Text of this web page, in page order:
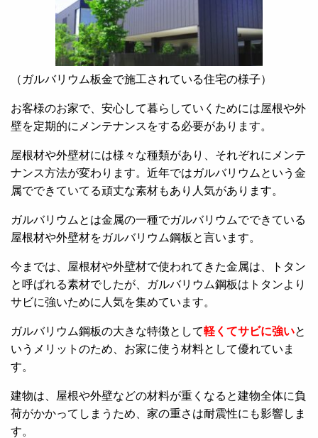
（ガルバリウム板金で施工されている住宅の様子）
お客様のお家で、安心して暮らしていくためには屋根や外
壁を定期的にメンテナンスをする必要があります。
屋根材や外壁材には様々な種類があり、それぞれにメンテ
ナンス方法が変わります。近年ではガルバリウムという金
属でできていてる頑丈な素材もあり人気があります。
ガルバリウムとは金属の一種でガルバリウムでできている
屋根材や外壁材をガルバリウム鋼板と言います。
今までは、屋根材や外壁材で使われてきた金属は、トタン
と呼ばれる素材でしたが、ガルバリウム鋼板はトタンより
サビに強いために人気を集めています。
ガルバリウム鋼板の大きな特徴として軽くてサビに強いと
いうメリットのため、お家に使う材料として優れていま
す。
建物は、屋根や外壁などの材料が重くなると建物全体に負
荷がかかってしまうため、家の重さは耐震性にも影響しま
す。